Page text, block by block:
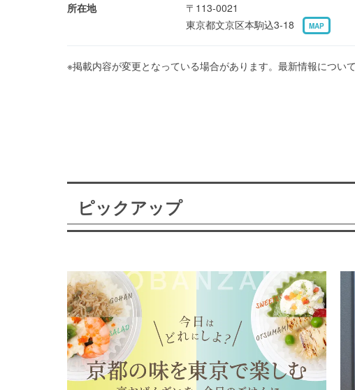
所在地
〒113-0021
東京都文京区本駒込3-18
MAP
※掲載内容が変更となっている場合があります。最新情報につい
ピックアップ